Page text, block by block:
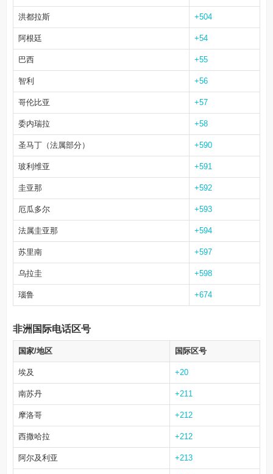
洪都拉斯 +504
阿根廷 +54
巴西 +55
智利 +56
哥伦比亚 +57
委内瑞拉 +58
圣马丁（法属部分） +590
玻利维亚 +591
圭亚那 +592
厄瓜多尔 +593
法属圭亚那 +594
苏里南 +597
乌拉圭 +598
瑙鲁 +674
非洲国际电话区号
国家/地区 国际区号
埃及 +20
南苏丹 +211
摩洛哥 +212
西撒哈拉 +212
阿尔及利亚 +213